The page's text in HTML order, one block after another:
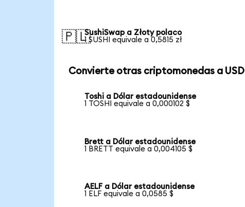
🇵🇱SushiSwap a Złoty polaco
1 SUSHI equivale a 0,5815 zł
Convierte otras criptomonedas a USD
Toshi a Dólar estadounidense
1 TOSHI equivale a 0,000102 $
Brett a Dólar estadounidense
1 BRETT equivale a 0,004105 $
AELF a Dólar estadounidense
1 ELF equivale a 0,0585 $